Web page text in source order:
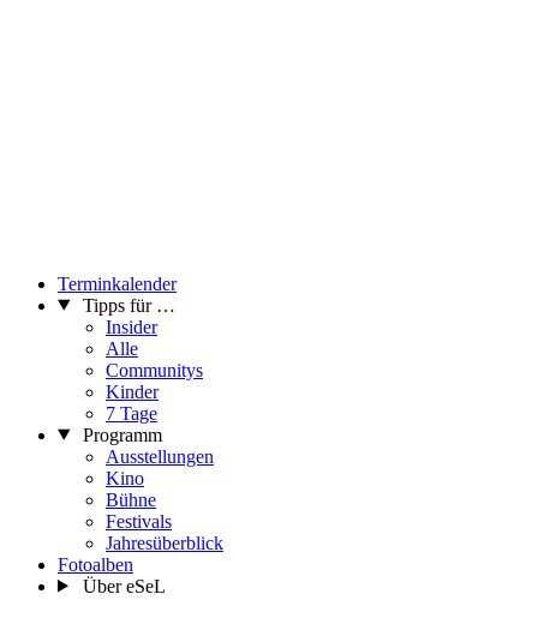
Terminkalender
Tipps für …
Insider
Alle
Communitys
Kinder
7 Tage
Programm
Ausstellungen
Kino
Bühne
Festivals
Jahresüberblick
Fotoalben
Über eSeL